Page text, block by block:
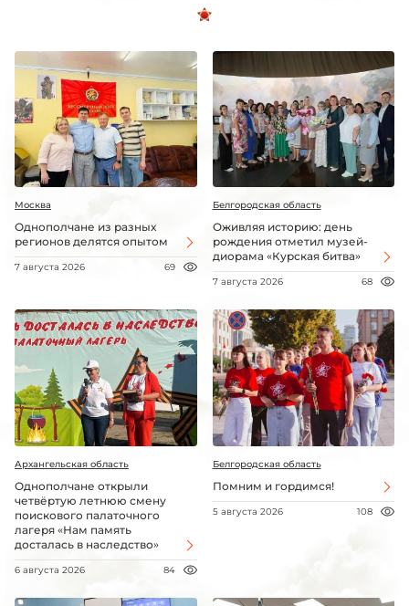
Москва
Однополчане из разных
регионов делятся опытом
7 августа 2026 69
Белгородская область
Оживляя историю: день
рождения отметил музей-
диорама «Курская битва»
7 августа 2026 68
Архангельская область
Однополчане открыли
четвёртую летнюю смену
поискового палаточного
лагеря «Нам память
досталась в наследство»
6 августа 2026 84
Белгородская область
Помним и гордимся!
5 августа 2026 108